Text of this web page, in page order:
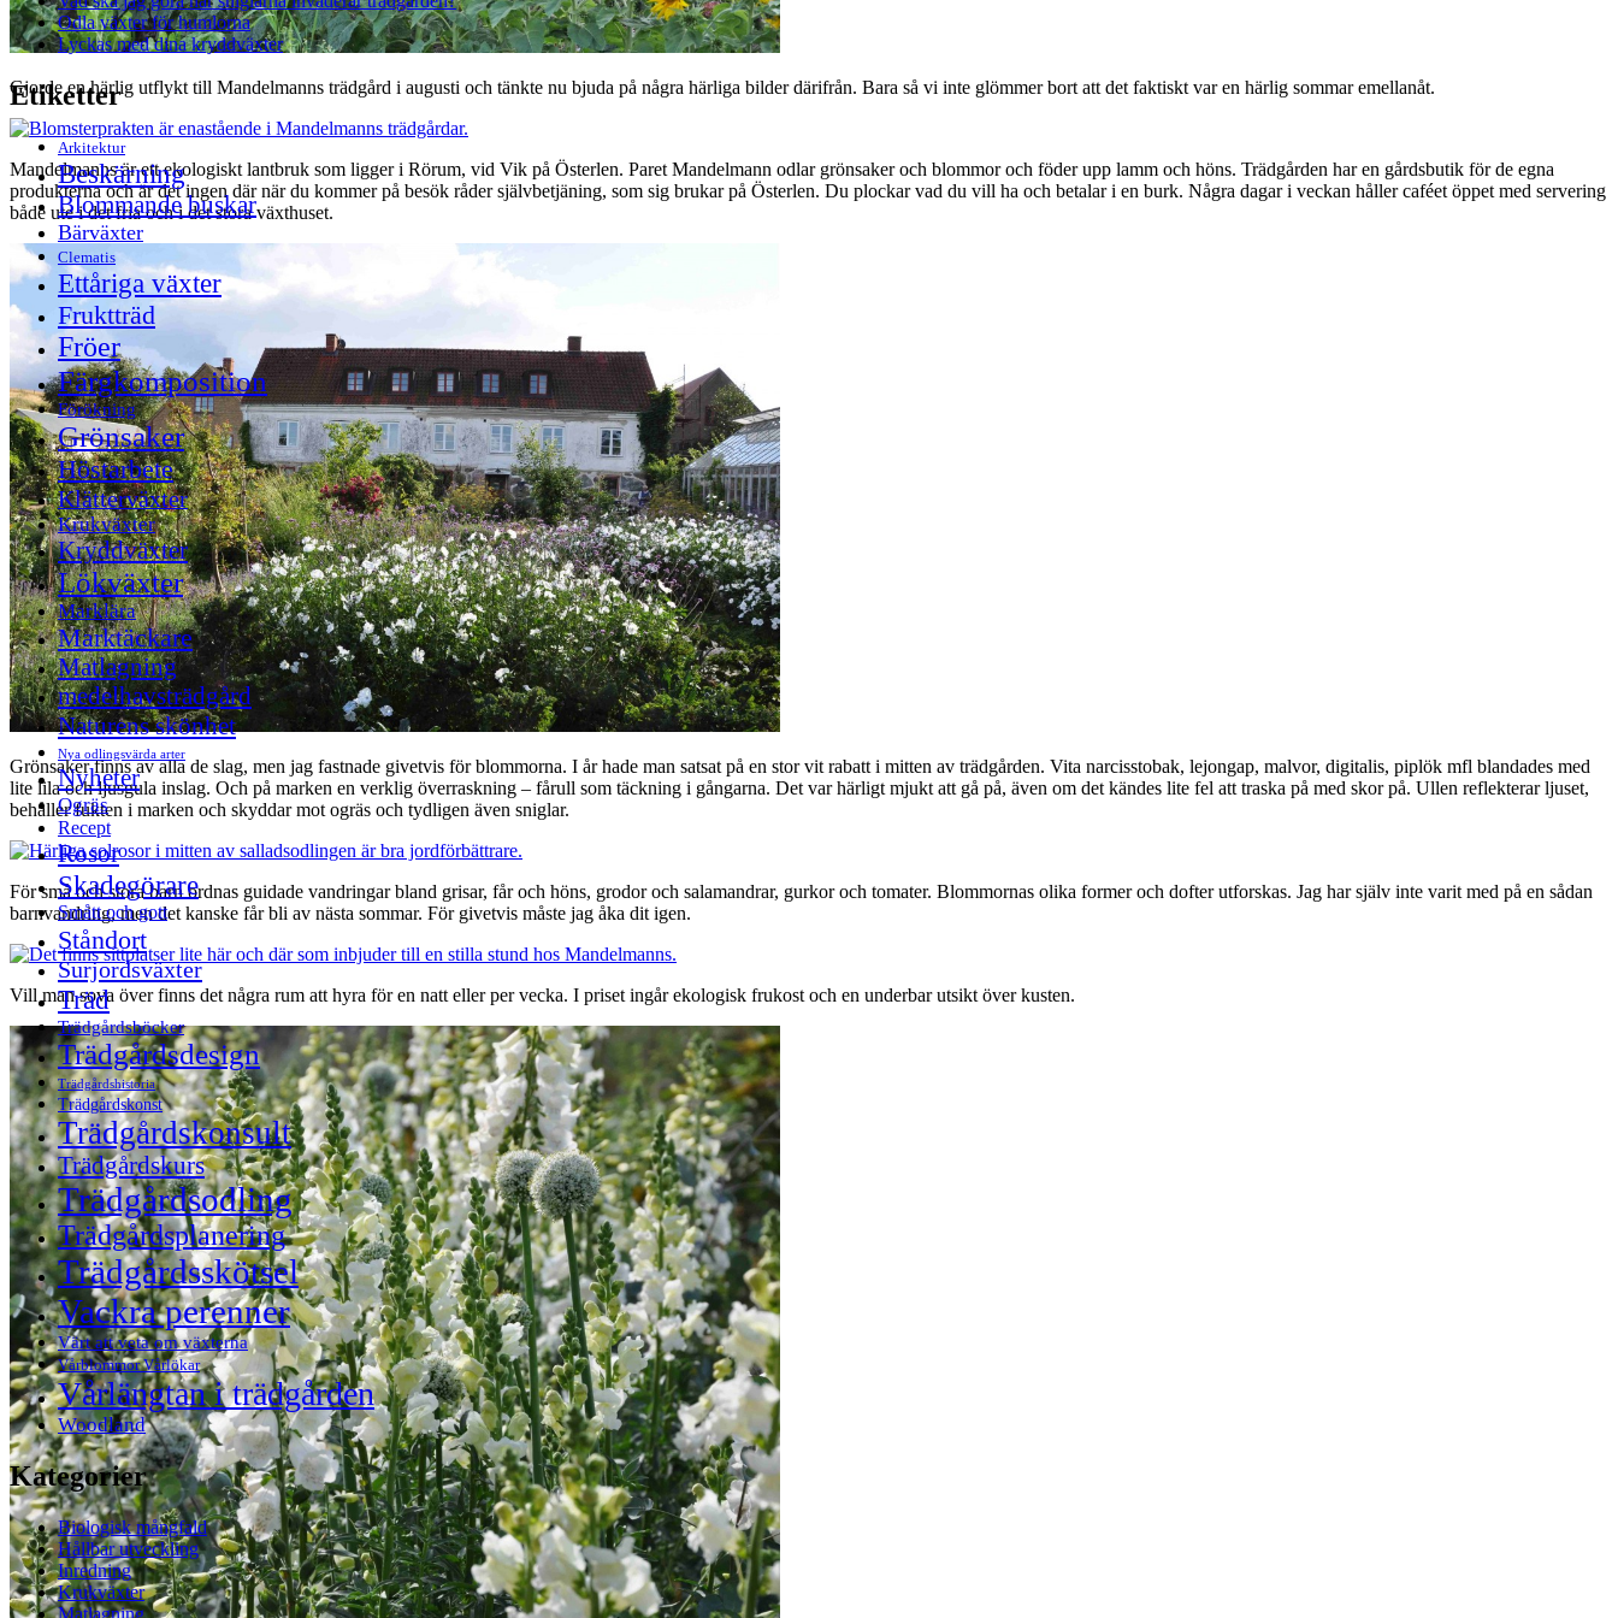
Odla växter för humlorna
Lyckas med dina kryddväxter
Etiketter
Arkitektur
Beskärning
Blommande buskar
Bärväxter
Clematis
Ettåriga växter
Fruktträd
Fröer
Färgkomposition
Förökning
Grönsaker
Höstarbete
Klätterväxter
Krukväxter
Kryddväxter
Lökväxter
Marklära
Marktäckare
Matlagning
medelhavsträdgård
Naturens skönhet
Nya odlingsvärda arter
Nyheter
Ogräs
Recept
Rosor
Skadegörare
Smått och gott
Ståndort
Surjordsväxter
Träd
Trädgårdsböcker
Trädgårdsdesign
Trädgårdshistoria
Trädgårdskonst
Trädgårdskonsult
Trädgårdskurs
Trädgårdsodling
Trädgårdsplanering
Trädgårdsskötsel
Vackra perenner
Värt att veta om växterna
Vårblommor Vårlökar
Vårlängtan i trädgården
Woodland
Kategorier
Biologisk mångfald
Hållbar utveckling
Inredning
Krukväxter
Gjorde en härlig utflykt till Mandelmanns trädgård i augusti och tänkte nu bjuda på några härliga bilder därifrån. Bara så vi inte glömmer bort att det faktiskt var en härlig sommar emellanåt.
Mandelmanns är ett ekologiskt lantbruk som ligger i Rörum, vid Vik på Österlen. Paret Mandelmann odlar grönsaker och blommor och föder upp lamm och höns. Trädgården har en gårdsbutik för de egna
produkterna och är det ingen där när du kommer på besök råder självbetjäning, som sig brukar på Österlen. Du plockar vad du vill ha och betalar i en burk. Några dagar i veckan håller caféet öppet med servering
både ute i det fria och i det stora växthuset.
Grönsaker finns av alla de slag, men jag fastnade givetvis för blommorna. I år hade man satsat på en stor vit rabatt i mitten av trädgården. Vita narcisstobak, lejongap, malvor, digitalis, piplök mfl blandades med
lite lila och ljusgula inslag. Och på marken en verklig överraskning – fårull som täckning i gångarna. Det var härligt mjukt att gå på, även om det kändes lite fel att traska på med skor på. Ullen reflekterar ljuset,
behåller fukten i marken och skyddar mot ogräs och tydligen även sniglar.
För små och stora barn ordnas guidade vandringar bland grisar, får och höns, grodor och salamandrar, gurkor och tomater. Blommornas olika former och dofter utforskas. Jag har själv inte varit med på en sådan
barnvandring, men det kanske får bli av nästa sommar. För givetvis måste jag åka dit igen.
Vill man sova över finns det några rum att hyra för en natt eller per vecka. I priset ingår ekologisk frukost och en underbar utsikt över kusten.